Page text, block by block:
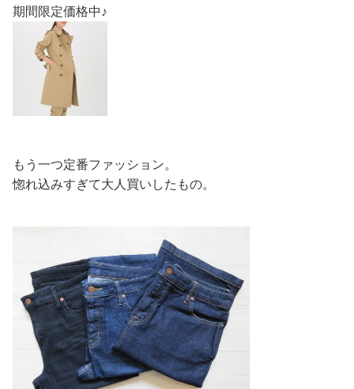
期間限定価格中♪
もう一つ定番ファッション。
惚れ込みすぎて大人買いしたもの。